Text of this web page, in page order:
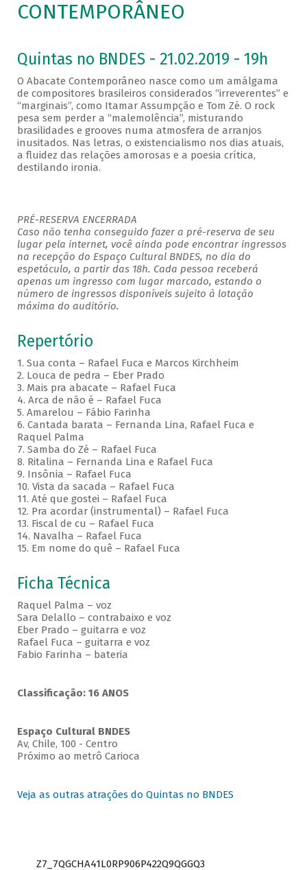
CONTEMPORÂNEO
Quintas no BNDES - 21.02.2019 - 19h
O Abacate Contemporâneo nasce como um amálgama
de compositores brasileiros considerados “irreverentes” e
“marginais”, como Itamar Assumpção e Tom Zé. O rock
pesa sem perder a “malemolência”, misturando
brasilidades e grooves numa atmosfera de arranjos
inusitados. Nas letras, o existencialismo nos dias atuais,
a fluidez das relações amorosas e a poesia crítica,
destilando ironia.
PRÉ-RESERVA ENCERRADA
Caso não tenha conseguido fazer a pré-reserva de seu
lugar pela internet, você ainda pode encontrar ingressos
na recepção do Espaço Cultural BNDES, no dia do
espetáculo, a partir das 18h. Cada pessoa receberá
apenas um ingresso com lugar marcado, estando o
número de ingressos disponíveis sujeito à lotação
máxima do auditório.
Repertório
1. Sua conta – Rafael Fuca e Marcos Kirchheim
2. Louca de pedra – Eber Prado
3. Mais pra abacate – Rafael Fuca
4. Arca de não é – Rafael Fuca
5. Amarelou – Fábio Farinha
6. Cantada barata – Fernanda Lina, Rafael Fuca e
Raquel Palma
7. Samba do Zé – Rafael Fuca
8. Ritalina – Fernanda Lina e Rafael Fuca
9. Insônia – Rafael Fuca
10. Vista da sacada – Rafael Fuca
11. Até que gostei – Rafael Fuca
12. Pra acordar (instrumental) – Rafael Fuca
13. Fiscal de cu – Rafael Fuca
14. Navalha – Rafael Fuca
15. Em nome do quê – Rafael Fuca
Ficha Técnica
Raquel Palma – voz
Sara Delallo – contrabaixo e voz
Eber Prado – guitarra e voz
Rafael Fuca – guitarra e voz
Fabio Farinha – bateria
Classificação: 16 ANOS
Espaço Cultural BNDES
Av, Chile, 100 - Centro
Próximo ao metrô Carioca
Veja as outras atrações do Quintas no BNDES
Z7_7QGCHA41L0RP906P422Q9QGGQ3